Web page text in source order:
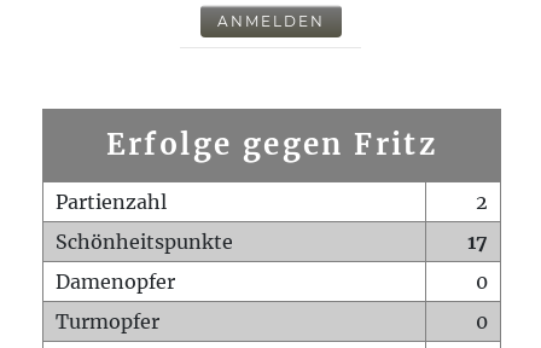
ANMELDEN
Erfolge gegen Fritz
Partienzahl
2
Schönheitspunkte
17
Damenopfer
0
Turmopfer
0